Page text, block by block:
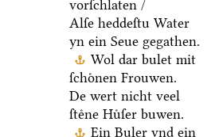
vorſchlaten /
Alſe heddeſtu Water
yn ein Seue gegathen.
Wol dar bulet mit
ſchoͤnen Frouwen.
De wert nicht veel
ſteͤne Huͤſer buwen.
Ein Buler vnd ein